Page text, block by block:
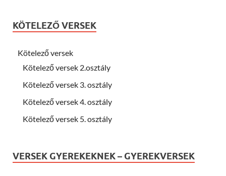
KÖTELEZŐ VERSEK
Kötelező versek
Kötelező versek 2.osztály
Kötelező versek 3. osztály
Kötelező versek 4. osztály
Kötelező versek 5. osztály
VERSEK GYEREKEKNEK – GYEREKVERSEK